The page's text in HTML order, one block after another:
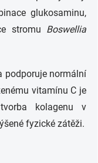
glukosaminu,
stromu Boswellia
podporuje normální
vitamínu C je
kolagenu v
fyzické zátěži.